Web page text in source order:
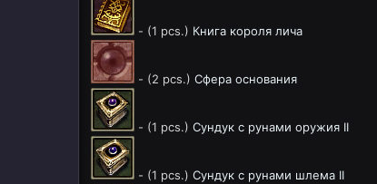
- (1 pcs.) Книга короля лича
- (2 pcs.) Сфера основания
- (1 pcs.) Сундук с рунами оружия II
- (1 pcs.) Сундук с рунами шлема II